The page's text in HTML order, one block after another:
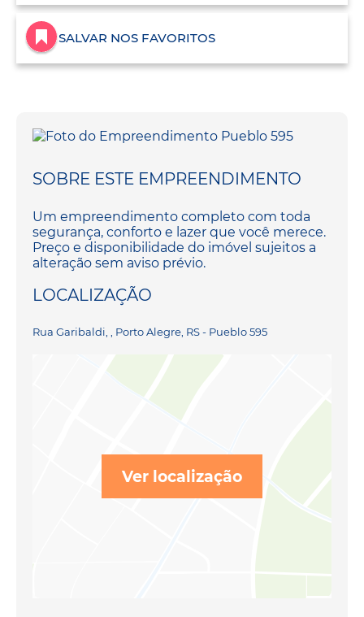
SALVAR NOS FAVORITOS
SOBRE ESTE EMPREENDIMENTO
Um empreendimento completo com toda
segurança, conforto e lazer que você merece.
Preço e disponibilidade do imóvel sujeitos a
alteração sem aviso prévio.
LOCALIZAÇÃO
Rua Garibaldi, , Porto Alegre, RS - Pueblo 595
Ver localização